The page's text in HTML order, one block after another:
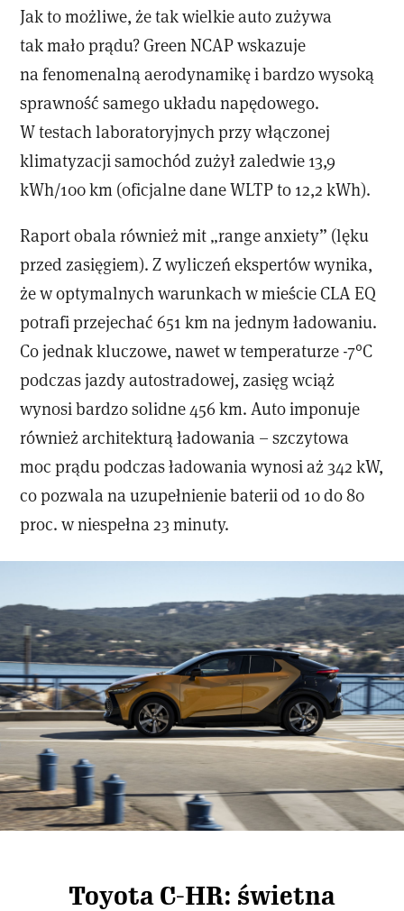
Jak to możliwe, że tak wielkie auto zużywa
tak mało prądu? Green NCAP wskazuje
na fenomenalną aerodynamikę i bardzo wysoką
sprawność samego układu napędowego.
W testach laboratoryjnych przy włączonej
klimatyzacji samochód zużył zaledwie 13,9
kWh/100 km (oficjalne dane WLTP to 12,2 kWh).
Raport obala również mit „range anxiety” (lęku
przed zasięgiem). Z wyliczeń ekspertów wynika,
że w optymalnych warunkach w mieście CLA EQ
potrafi przejechać 651 km na jednym ładowaniu.
Co jednak kluczowe, nawet w temperaturze -7°C
podczas jazdy autostradowej, zasięg wciąż
wynosi bardzo solidne 456 km. Auto imponuje
również architekturą ładowania – szczytowa
moc prądu podczas ładowania wynosi aż 342 kW,
co pozwala na uzupełnienie baterii od 10 do 80
proc. w niespełna 23 minuty.
Toyota C-HR: świetna